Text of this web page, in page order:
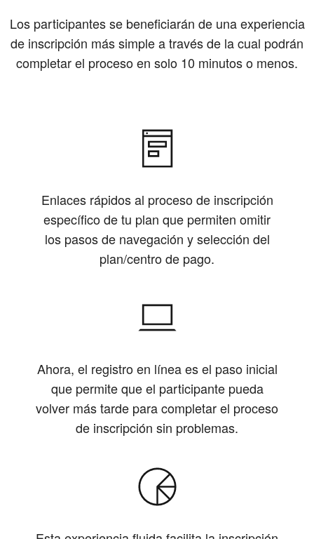
Los participantes se beneficiarán de una experiencia
de inscripción más simple a través de la cual podrán
completar el proceso en solo 10 minutos o menos.
Enlaces rápidos al proceso de inscripción
específico de tu plan que permiten omitir
los pasos de navegación y selección del
plan/centro de pago.
Ahora, el registro en línea es el paso inicial
que permite que el participante pueda
volver más tarde para completar el proceso
de inscripción sin problemas.